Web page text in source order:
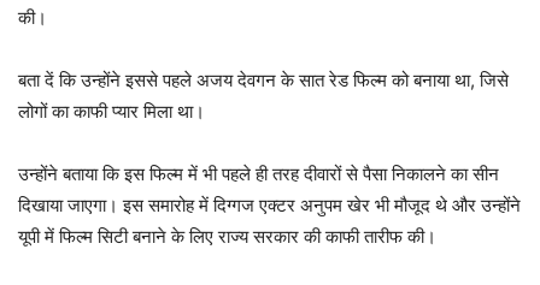
की।
बता दें कि उन्होंने इससे पहले अजय देवगन के सात रेड फिल्म को बनाया था, जिसे
लोगों का काफी प्यार मिला था।
उन्होंने बताया कि इस फिल्म में भी पहले ही तरह दीवारों से पैसा निकालने का सीन
दिखाया जाएगा। इस समारोह में दिग्गज एक्टर अनुपम खेर भी मौजूद थे और उन्होंने
यूपी में फिल्म सिटी बनाने के लिए राज्य सरकार की काफी तारीफ की।